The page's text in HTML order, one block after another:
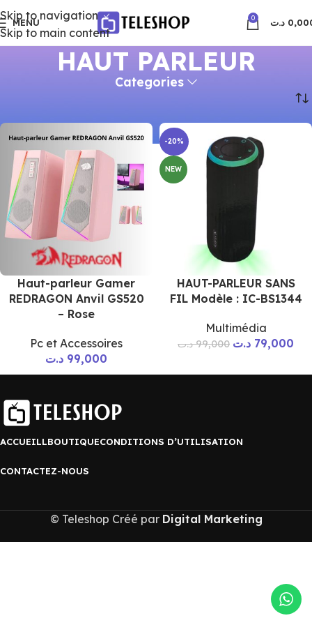
Skip to navigation
Skip to main content
MENU 0 د.ت
HAUT PARLEUR
Categories
Haut-parleur Gamer
REDRAGON Anvil GS520
– Rose
Pc et Accessoires
99,000 د.ت
-20%
NEW
HAUT-PARLEUR SANS
FIL Modèle : IC-BS1344
Multimédia
99,000 د.ت 79,000 د.ت
ACCUEILLBOUTIQUECONDITIONS D’UTILISATION
CONTACTEZ-NOUS
© Teleshop Créé par Digital Marketing